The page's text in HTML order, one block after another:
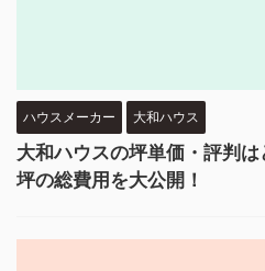
ハウスメーカー 大和ハウス
大和ハウスの坪単価・評判
坪の総費用を大公開！